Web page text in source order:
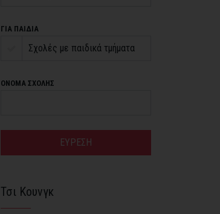
ΓΙΑ ΠΑΙΔΙΑ
Σχολές με παιδικά τμήματα
ΟΝΟΜΑ ΣΧΟΛΗΣ
ΕΥΡΕΣΗ
Τσι Κουνγκ